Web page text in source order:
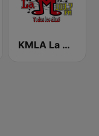
KMLA La M 103.7 FM